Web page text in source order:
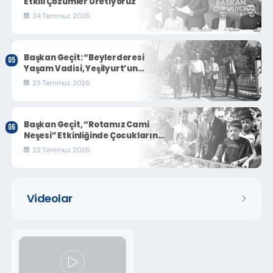
24 Temmuz 2026
Başkan Geçit: “Beylerderesi
Yaşam Vadisi, Yeşilyurt’un
Turizm Ve Sosyal Yaşamına Yeni
23 Temmuz 2026
Başkan Geçit, “Rotamız Cami
Neşesi” Etkinliğinde Çocukların
Coşkusuna Ortak Oldu
22 Temmuz 2026
Videolar